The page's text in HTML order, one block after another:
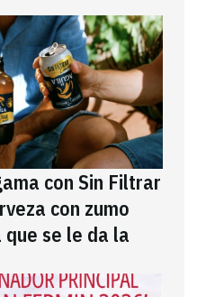
con Sin Filtrar
con zumo
se le da la